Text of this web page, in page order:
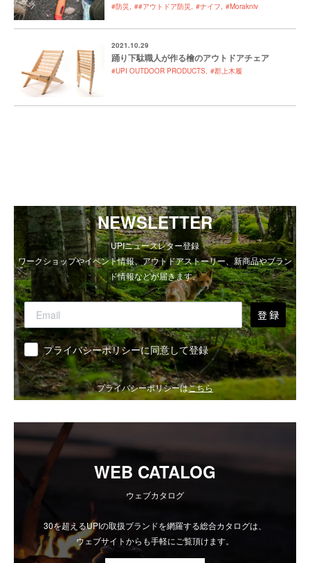
#防災 ##アウトドア防災 #ナイフ #Morakniv
2021.10.29
踊り下駄職人が作る檜のアウトドアチェア
#UPI OUTDOOR PRODUCTS #郡上木履
NEWSLETTER
UPIニュースレター登録
ワークショップやイベント情報、アウトドアストーリー、新商品やブラン
ド情報などが届きます。
登 録
同意 プライバシーポリシーに同意して登録
プライバシーポリシーはこちら
WEB CATALOG
ウェブカタログ
30を超えるUPIの取扱ブランドを網羅する総合カタログは、
ウェブサイトからも手軽にご覧頂けます。